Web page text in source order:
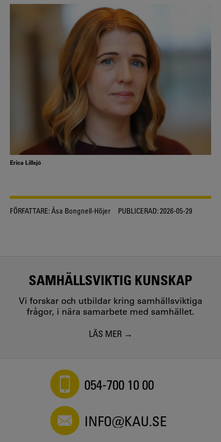
Erica Lillsjö
FÖRFATTARE:Åsa Bongnell-Höjer PUBLICERAD:2026-05-29
SAMHÄLLSVIKTIG KUNSKAP
Vi forskar och utbildar kring samhällsviktiga
frågor, i nära samarbete med samhället.
LÄS MER
054-700 10 00
INFO@KAU.SE